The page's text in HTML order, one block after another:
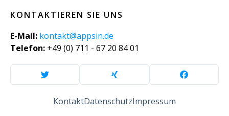
KONTAKTIEREN SIE UNS
E-Mail: kontakt@appsin.de
Telefon: +49 (0) 711 - 67 20 84 01
KontaktDatenschutzImpressum